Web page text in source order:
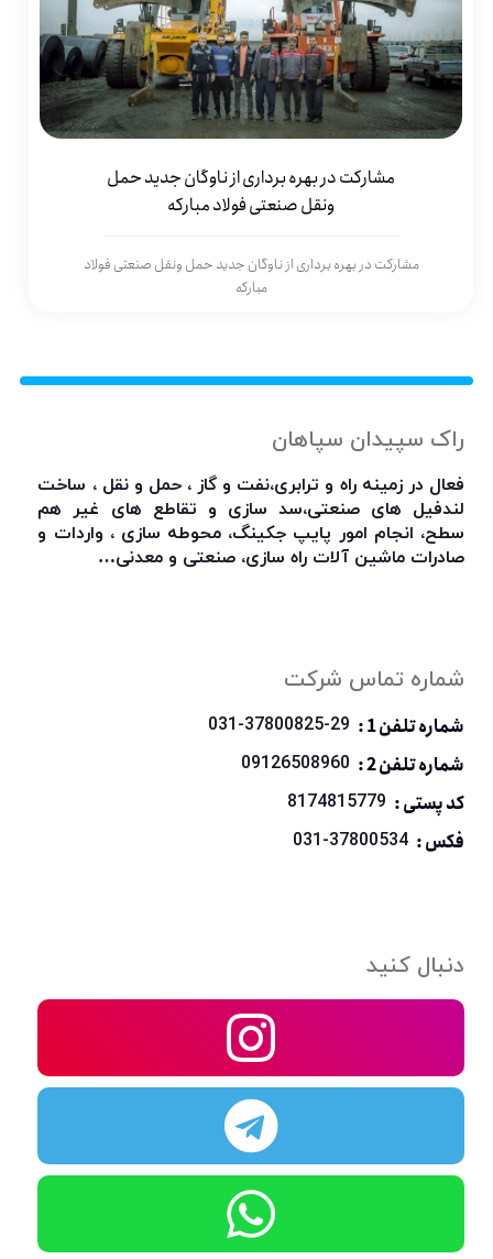
مشارکت در بهره برداری از ناوگان جدید حمل
ونقل صنعتی فولاد مبارکه
مشارکت در بهره برداری از ناوگان جدید حمل ونقل صنعتی فولاد
مبارکه
راک سپیدان سپاهان
فعال در زمینه راه و ترابری،نفت و گاز ، حمل و نقل ، ساخت
لندفیل های صنعتی،سد سازی و تقاطع های غیر هم
سطح، انجام امور پایپ جکینگ، محوطه سازی ، واردات و
صادرات ماشین آلات راه سازی، صنعتی و معدنی…
شماره تماس شرکت
شماره تلفن 1 : 031-37800825-29
شماره تلفن 2 : 09126508960
کد پستی : 8174815779
فکس : 031-37800534
دنبال کنید